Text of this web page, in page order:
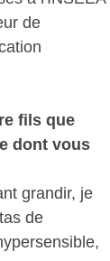
de
fils que
dont vous
grandir, je
de